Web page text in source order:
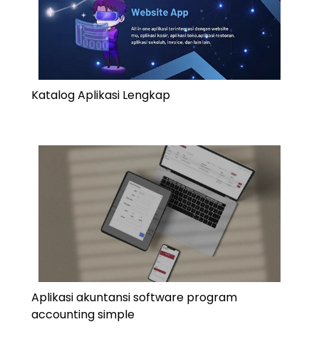
Katalog Aplikasi Lengkap
Aplikasi akuntansi software program
accounting simple